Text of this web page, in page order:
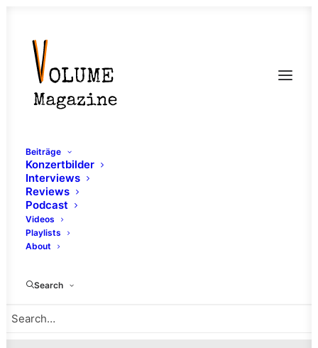
Beiträge
Konzertbilder
Interviews
Reviews
Podcast
Videos
Playlists
About
Search